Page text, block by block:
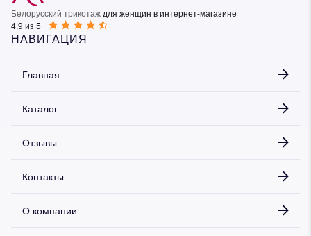
Белорусский трикотаж для женщин в интернет-магазине
4.9 из 5
НАВИГАЦИЯ
Главная
Каталог
Отзывы
Контакты
О компании